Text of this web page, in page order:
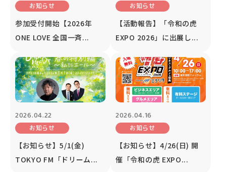
お知らせ
参加受付開始【2026年
ONE LOVE 全国一斉...
お知らせ
【活動報告】「令和の虎
EXPO 2026」に出展し...
2026.04.22
お知らせ
【お知らせ】5/1(金)
TOKYO FM「ドリーム...
2026.04.16
お知らせ
【お知らせ】4/26(日) 開
催「令和の虎 EXPO...